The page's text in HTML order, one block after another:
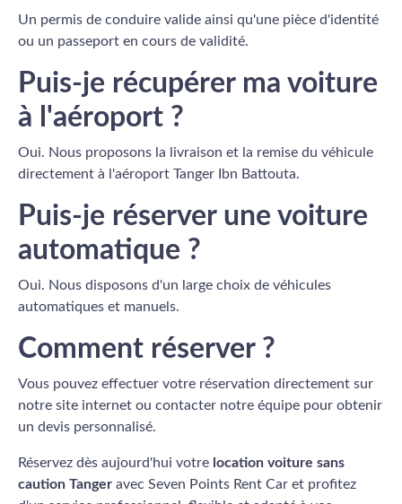
Un permis de conduire valide ainsi qu'une pièce d'identité
ou un passeport en cours de validité.
Puis-je récupérer ma voiture
à l'aéroport ?
Oui. Nous proposons la livraison et la remise du véhicule
directement à l'aéroport Tanger Ibn Battouta.
Puis-je réserver une voiture
automatique ?
Oui. Nous disposons d'un large choix de véhicules
automatiques et manuels.
Comment réserver ?
Vous pouvez effectuer votre réservation directement sur
notre site internet ou contacter notre équipe pour obtenir
un devis personnalisé.
Réservez dès aujourd'hui votre location voiture sans
caution Tanger avec Seven Points Rent Car et profitez